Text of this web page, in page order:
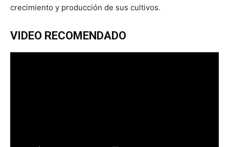
crecimiento y producción de sus cultivos.
VIDEO RECOMENDADO